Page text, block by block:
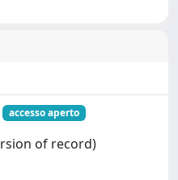
accesso aperto
of record)